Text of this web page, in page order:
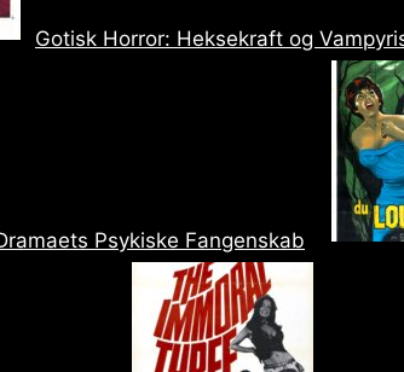
Gotisk Horror: Heksekraft og
Psykiske Fangenskab